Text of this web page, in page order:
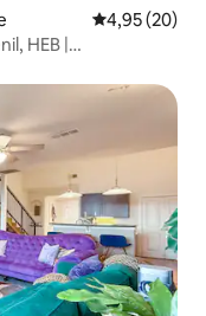
4,95 de uma
4,95 (20)
HEB |